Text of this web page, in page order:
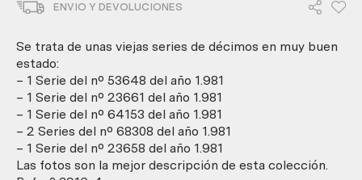
del
1.981.
cantidad
ENVIO Y DEVOLUCIONES
Se trata de unas viejas series de décimos en muy buen
estado:
– 1 Serie del nº 53648 del año 1.981
– 1 Serie del nº 23661 del año 1.981
– 1 Serie del nº 64153 del año 1.981
– 2 Series del nº 68308 del año 1.981
– 1 Serie del nº 23658 del año 1.981
Las fotos son la mejor descripción de esta colección.